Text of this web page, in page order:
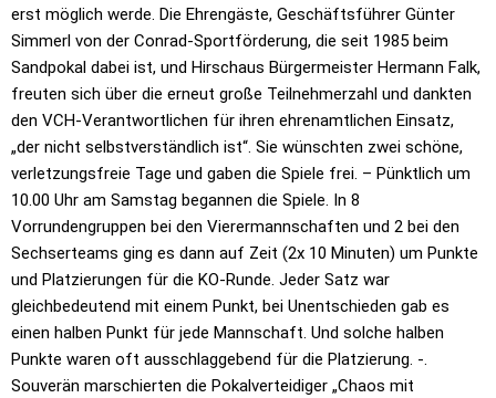
erst möglich werde. Die Ehrengäste, Geschäftsführer Günter
Simmerl von der Conrad-Sportförderung, die seit 1985 beim
Sandpokal dabei ist, und Hirschaus Bürgermeister Hermann Falk,
freuten sich über die erneut große Teilnehmerzahl und dankten
den VCH-Verantwortlichen für ihren ehrenamtlichen Einsatz,
„der nicht selbstverständlich ist“. Sie wünschten zwei schöne,
verletzungsfreie Tage und gaben die Spiele frei. – Pünktlich um
10.00 Uhr am Samstag begannen die Spiele. In 8
Vorrundengruppen bei den Vierermannschaften und 2 bei den
Sechserteams ging es dann auf Zeit (2x 10 Minuten) um Punkte
und Platzierungen für die KO-Runde. Jeder Satz war
gleichbedeutend mit einem Punkt, bei Unentschieden gab es
einen halben Punkt für jede Mannschaft. Und solche halben
Punkte waren oft ausschlaggebend für die Platzierung. -.
Souverän marschierten die Pokalverteidiger „Chaos mit